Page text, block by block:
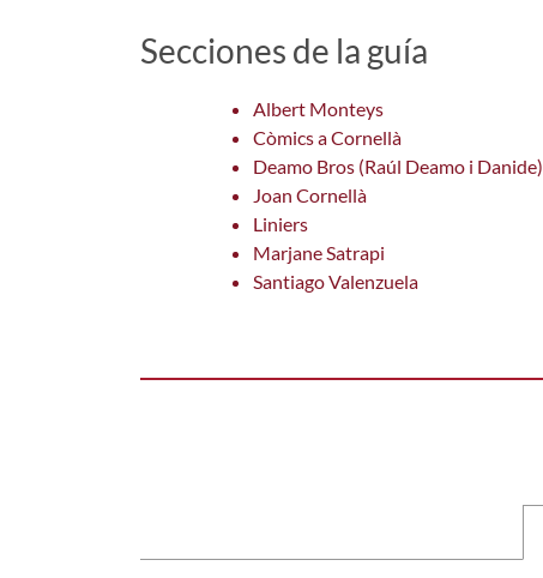
Secciones de la guía
Albert Monteys
Còmics a Cornellà
Deamo Bros (Raúl Deamo i Danide)
Joan Cornellà
Liniers
Marjane Satrapi
Santiago Valenzuela